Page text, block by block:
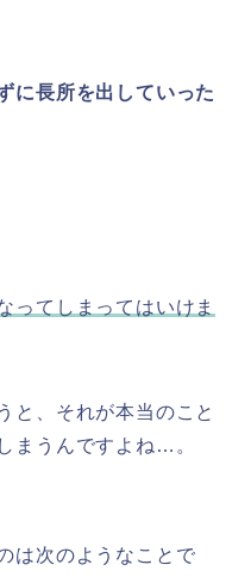
に長所を出していった
ってしまってはいけま
と、それが本当のこと
まうんですよね…。
は次のようなことで